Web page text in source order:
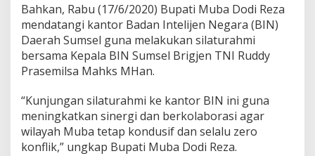
a
,
B
u
p
a
i
M
u
b
a
Bahkan, Rabu (17/6/2020) Bupati Muba Dodi Reza
mendatangi kantor Badan Intelijen Negara (BIN)
Daerah Sumsel guna melakukan silaturahmi
bersama Kepala BIN Sumsel Brigjen TNI Ruddy
Prasemilsa Mahks MHan.
“Kunjungan silaturahmi ke kantor BIN ini guna
meningkatkan sinergi dan berkolaborasi agar
wilayah Muba tetap kondusif dan selalu zero
konflik,” ungkap Bupati Muba Dodi Reza.